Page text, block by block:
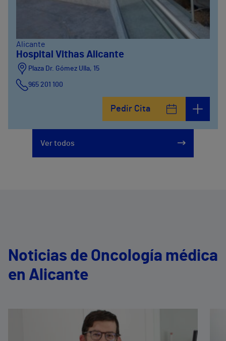
Alicante
Hospital Vithas Alicante
Plaza Dr. Gómez Ulla, 15
965 201 100
Pedir Cita
Ver todos
Noticias de Oncología médica
en Alicante